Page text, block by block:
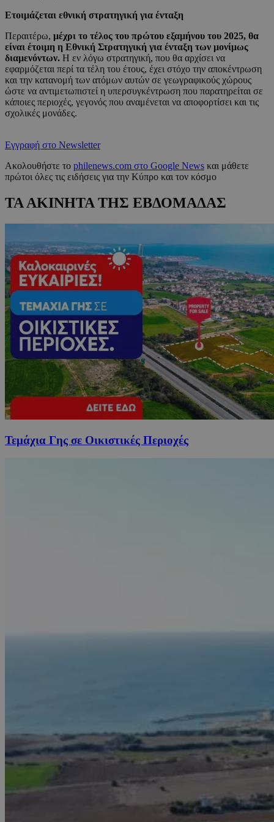
Ετοιμάζεται εθνική στρατηγική για ένταξη
Περαιτέρω, μέχρι το τέλος του πρώτου εξαμήνου του 2025, θα
είναι έτοιμη η Εθνική Στρατηγική για ένταξη των μονίμως
διαμενόντων. Η εν λόγω στρατηγική, που θα αρχίσει να
εφαρμόζεται περί τα τέλη του έτους, έχει στόχο την αποκέντρωση
και την κατανομή των ατόμων αυτών σε γεωγραφικούς χώρους
ώστε να αντιμετωπιστεί η υπερσυγκέντρωση που παρατηρείται σε
κάποιες περιοχές, γεγονός που αναμένεται να αποφορτίσει και τις
σχολικές μονάδες.
Εγγραφή στο Newsletter
Ακολουθήστε το philenews.com στο Google News και μάθετε
πρώτοι όλες τις ειδήσεις για την Κύπρο και τον κόσμο
ΤΑ ΑΚΙΝΗΤΑ ΤΗΣ ΕΒΔΟΜΑΔΑΣ
Τεμάχια Γης σε Οικιστικές Περιοχές